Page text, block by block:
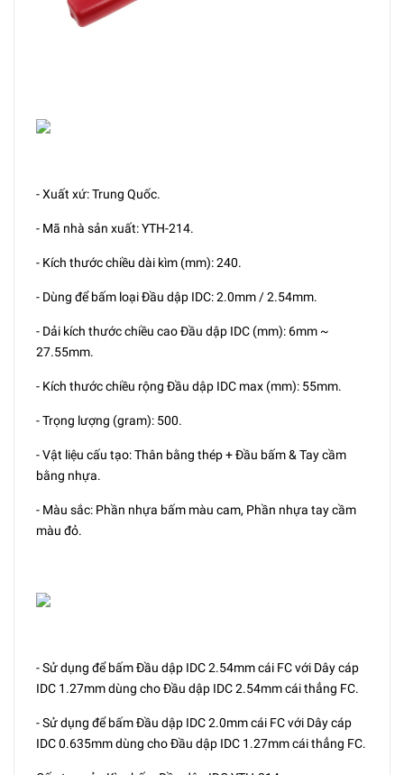
- Xuất xứ: Trung Quốc.
- Mã nhà sản xuất: YTH-214.
- Kích thước chiều dài kìm (mm): 240.
- Dùng để bấm loại Đầu dập IDC: 2.0mm / 2.54mm.
- Dải kích thước chiều cao Đầu dập IDC (mm): 6mm ~
27.55mm.
- Kích thước chiều rộng Đầu dập IDC max (mm): 55mm.
- Trọng lượng (gram): 500.
- Vật liệu cấu tạo: Thân bằng thép + Đầu bấm & Tay cầm
bằng nhựa.
- Màu sắc: Phần nhựa bấm màu cam, Phần nhựa tay cầm
màu đỏ.
- Sử dụng để bấm Đầu dập IDC 2.54mm cái FC với Dây cáp
IDC 1.27mm dùng cho Đầu dập IDC 2.54mm cái thẳng FC.
- Sử dụng để bấm Đầu dập IDC 2.0mm cái FC với Dây cáp
IDC 0.635mm dùng cho Đầu dập IDC 1.27mm cái thẳng FC.